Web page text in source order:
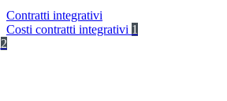
Contratti integrativi
Costi contratti integrativi 1
2